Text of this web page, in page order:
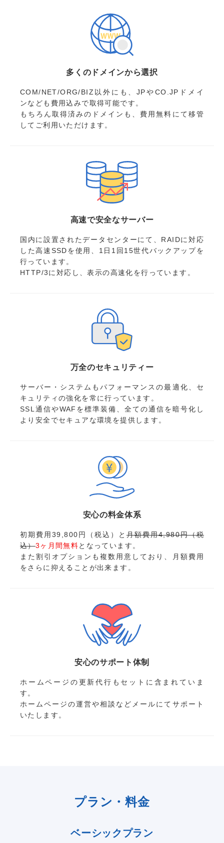
多くのドメインから選択
COM/NET/ORG/BIZ以外にも、JPやCO.JPドメイ
ンなども費用込みで取得可能です。
もちろん取得済みのドメインも、費用無料にて移管
してご利用いただけます。
高速で安全なサーバー
国内に設置されたデータセンターにて、RAIDに対応
した高速SSDを使用、1日1回15世代バックアップを
行っています。
HTTP/3に対応し、表示の高速化を行っています。
万全のセキュリティー
サーバー・システムもパフォーマンスの最適化、セ
キュリティの強化を常に行っています。
SSL通信やWAFを標準装備、全ての通信を暗号化し
より安全でセキュアな環境を提供します。
安心の料金体系
初期費用39,800円（税込）と 月額費用4,980円（税
込）3ヶ月間無料となっています。
また割引オプションも複数用意しており、月額費用
をさらに抑えることが出来ます。
安心のサポート体制
ホームページの更新代行もセットに含まれていま
す。
ホームページの運営や相談などメールにてサポート
いたします。
プラン・料金
ベーシックプラン